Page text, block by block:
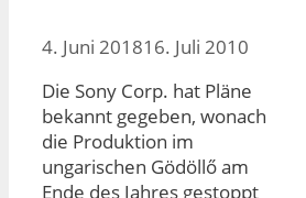
4. Juni 201816. Juli 2010
Die Sony Corp. hat Pläne
bekannt gegeben, wonach
die Produktion im
ungarischen Gödöllő am
Ende des Jahres gestoppt